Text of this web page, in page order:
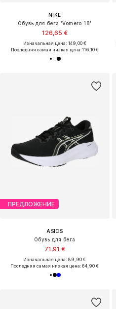
NIKE
Обувь для бега 'Vomero 18'
126,65 €
Изначальная цена: 149,00 €
Последняя самая низкая цена:116,10 €
ПРЕДЛОЖЕНИЕ
ASICS
Обувь для бега
71,91 €
Изначальная цена: 89,90 €
Последняя самая низкая цена:64,90 €